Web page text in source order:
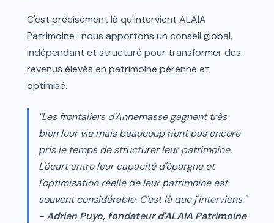
C'est précisément là qu'intervient ALAIA
Patrimoine : nous apportons un conseil global,
indépendant et structuré pour transformer des
revenus élevés en patrimoine pérenne et
optimisé.
"Les frontaliers d'Annemasse gagnent très
bien leur vie mais beaucoup n'ont pas encore
pris le temps de structurer leur patrimoine.
L'écart entre leur capacité d'épargne et
l'optimisation réelle de leur patrimoine est
souvent considérable. C'est là que j'interviens."
- Adrien Puyo, fondateur d'ALAIA Patrimoine